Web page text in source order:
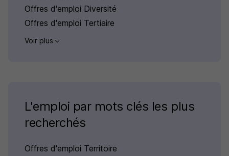
Offres d'emploi Diversité
Offres d'emploi Tertiaire
Voir plus
L'emploi par mots clés les plus
recherchés
Offres d'emploi Territoire